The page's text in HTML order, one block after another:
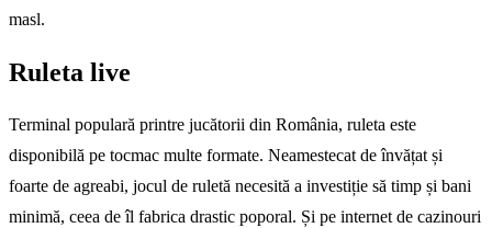
masl.
Ruleta live
Terminal populară printre jucătorii din România, ruleta este
disponibilă pe tocmac multe formate. Neamestecat de învățat și
foarte de agreabi, jocul de ruletă necesită a investiție să timp și bani
minimă, ceea de îl fabrica drastic poporal. Și pe internet de cazinouri